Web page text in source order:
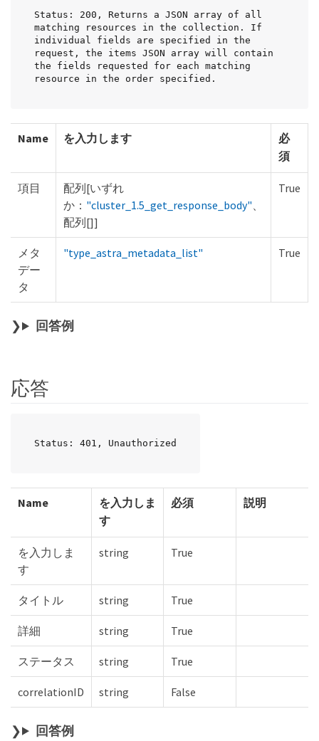
Status: 200, Returns a JSON array of all
matching resources in the collection. If
individual fields are specified in the
request, the items JSON array will contain
the fields requested for each matching
resource in the order specified.
Name を入力します
必
須
項目
配列[いずれ
か： "cluster_1.5_get_response_body"、
配列[]]
True
メタ
デー
タ
"type_astra_metadata_list" True
回答例
応答
Status: 401, Unauthorized
Name
を入力しま
す
必須 説明
を入力しま
す
string True
タイトル string True
詳細 string True
ステータス string True
correlationID string False
回答例